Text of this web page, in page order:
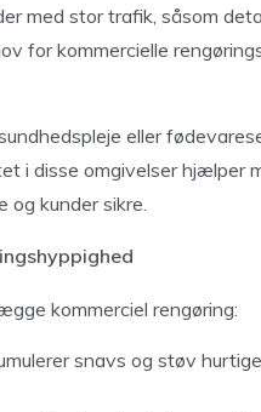
med stor trafik, såsom
for kommercielle
eller
i disse omgivelser hjælper
og kunder sikre.
kommerciel rengøring:
snavs og støv